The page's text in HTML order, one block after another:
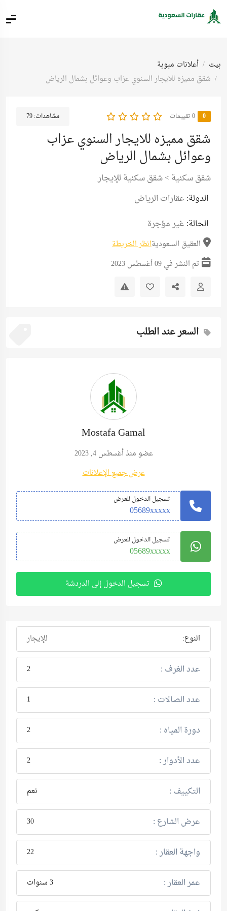
بيت
أعلانات مبوبة
شقق مميزه للايجار السنوي عزاب وعوائل بشمال الرياض
0 ‫0 تقييمات مشاهدات:79
شقق مميزه للايجار السنوي عزاب
وعوائل بشمال الرياض
شقق سكنية>شقق سكنية للإيجار
الدولة: عقارات الرياض
الحالة: غير مؤجرة
العقيق السعوديةانظر الخريطة
تم النشر في 09 أغسطس 2023
السعر عند الطلب
Mostafa Gamal
عضو منذ أغسطس 4, 2023
عرض جميع الإعلانات
تسجيل الدخول للعرض
05689xxxxx
تسجيل الدخول للعرض
05689xxxxx
تسجيل الدخول إلى الدردشة
النوع: للإيجار
عدد الغرف : 2
عدد الصالات : 1
دورة المياه : 2
عدد الأدوار : 2
التكييف : نعم
عرض الشارع : 30
واجهة العقار : 22
عمر العقار : 3 سنوات